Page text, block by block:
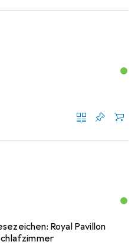
Royal Pavillon